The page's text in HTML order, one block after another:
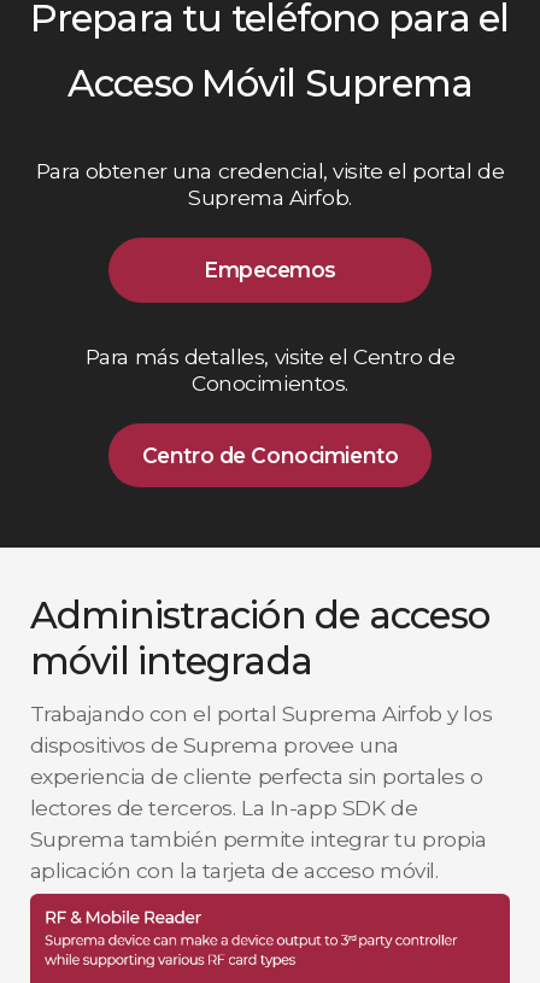
Prepara tu teléfono para el
Acceso Móvil Suprema
Para obtener una credencial, visite el portal de
Suprema Airfob.
Empecemos
Para más detalles, visite el Centro de
Conocimientos.
Centro de Conocimiento
Administración de acceso
móvil integrada
Trabajando con el portal Suprema Airfob y los
dispositivos de Suprema provee una
experiencia de cliente perfecta sin portales o
lectores de terceros. La In-app SDK de
Suprema también permite integrar tu propia
aplicación con la tarjeta de acceso móvil.